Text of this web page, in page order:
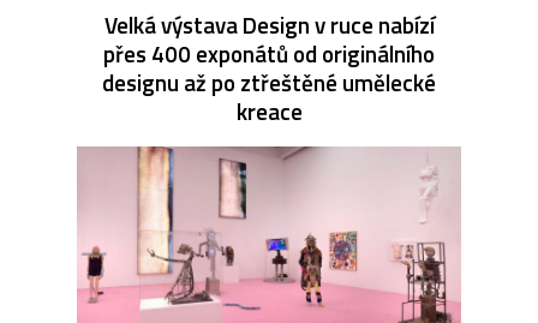
Velká výstava Design v ruce nabízí
přes 400 exponátů od originálního
designu až po ztřeštěné umělecké
kreace